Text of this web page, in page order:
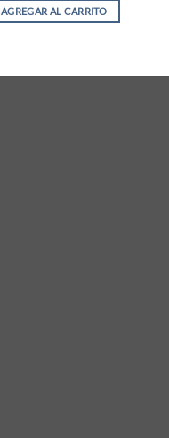
AGREGAR AL CARRITO